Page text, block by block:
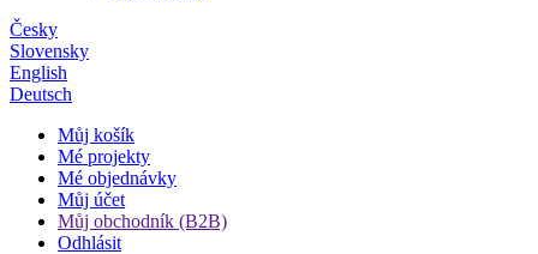
Česky
Slovensky
English
Deutsch
Můj košík
Mé projekty
Mé objednávky
Můj účet
Můj obchodník (B2B)
Odhlásit